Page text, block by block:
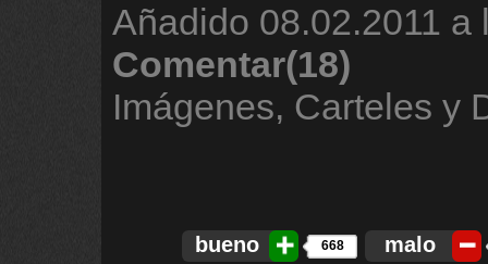
Añadido 08.02.2011 a
Comentar(18)
Imágenes, Carteles y
bueno 668 malo